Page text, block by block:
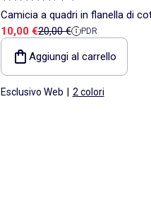
Camicia a quadri in flanella di
Prezzo di vendita
10,00 €Prezzo di riferimento
20,00 € PDR
Aggiungi al carrello
Esclusivo Web 2 colori